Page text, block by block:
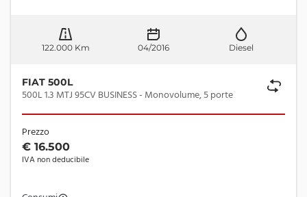
122.000 Km 04/2016 Diesel
FIAT 500L
500L 1.3 MTJ 95CV BUSINESS - Monovolume, 5 porte
Prezzo
€ 16.500
IVA non deducibile